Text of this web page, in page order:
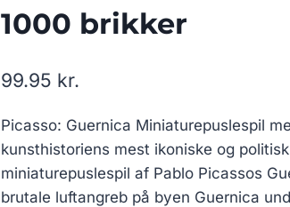
1000 brikker
99.95 kr.
Picasso: Guernica Miniaturepuslespil
kunsthistoriens mest ikoniske og
miniaturepuslespil af Pablo Picassos
brutale luftangreb på byen Guernica